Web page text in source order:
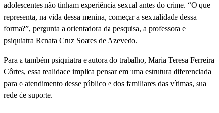
adolescentes não tinham experiência sexual antes do crime. “O que
representa, na vida dessa menina, começar a sexualidade dessa
forma?”, pergunta a orientadora da pesquisa, a professora e
psiquiatra Renata Cruz Soares de Azevedo.
Para a também psiquiatra e autora do trabalho, Maria Teresa Ferreira
Côrtes, essa realidade implica pensar em uma estrutura diferenciada
para o atendimento desse público e dos familiares das vítimas, sua
rede de suporte.